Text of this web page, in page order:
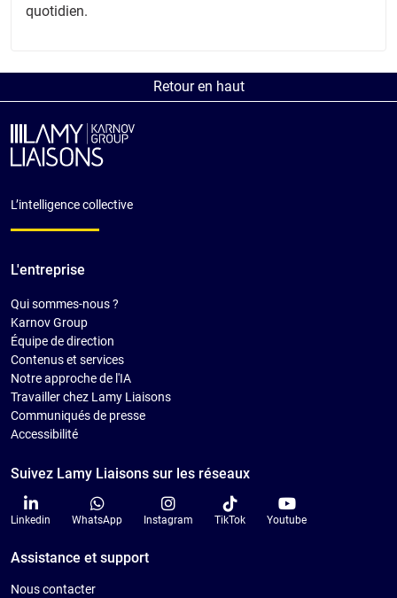
quotidien.
Retour en haut
L’intelligence collective
L'entreprise
Qui sommes-nous ?
Karnov Group
Équipe de direction
Contenus et services
Notre approche de l'IA
Travailler chez Lamy Liaisons
Communiqués de presse
Accessibilité
Suivez Lamy Liaisons sur les réseaux
Linkedin WhatsApp Instagram TikTok Youtube
Assistance et support
Nous contacter